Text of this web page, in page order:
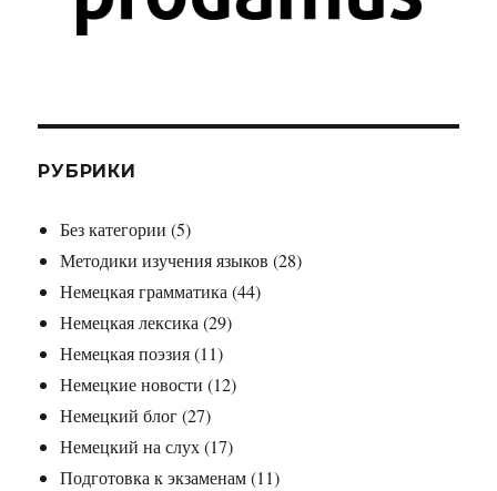
РУБРИКИ
Без категории (5)
Методики изучения языков (28)
Немецкая грамматика (44)
Немецкая лексика (29)
Немецкая поэзия(11)
Немецкие новости (12)
Немецкий блог(27)
Немецкий на слух(17)
Подготовка к экзаменам(11)